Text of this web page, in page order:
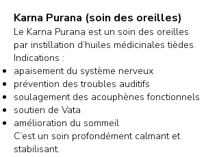
Karna Purana (soin des oreilles)
Le Karna Purana est un soin des oreilles
par instillation d’huiles médicinales tièdes.
Indications :
apaisement du système nerveux
prévention des troubles auditifs
soulagement des acouphènes fonctionnels
soutien de Vata
amélioration du sommeil
C’est un soin profondément calmant et
stabilisant.